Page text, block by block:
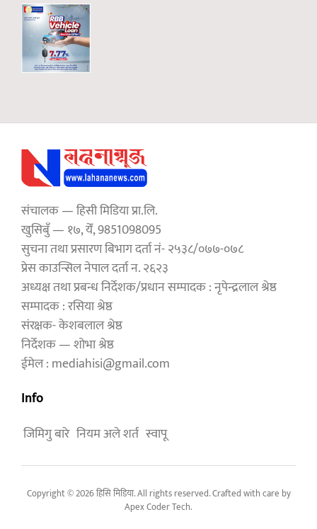
संचालक — हिसी मिडिया प्रा.लि.
खुसिबुँ — १७, येँ, 9851098095
सुचना तथा प्रसारण बिभाग दर्ता नं- २५३८/०७७-०७८
प्रेस काउन्सिल नेपाल दर्ता न. २६२३
अध्यक्ष तथा प्रबन्ध निर्देशक/प्रधान सम्पादक : नृपेन्द्रलाल श्रेष्ठ
सम्पादक : रसिया श्रेष्ठ
संरक्षक- केशबलाल श्रेष्ठ
निर्देशक — शोभा श्रेष्ठ
ईमेल : mediahisi@gmail.com
Info
जिमिगु बारे नियम अले शर्त स्वापू
Copyright © 2026 हिसि मिडिया. All rights reserved. Crafted with care by
Apex Coder Tech.